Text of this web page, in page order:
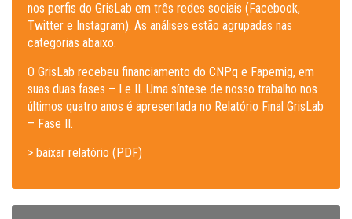
nos perfis do GrisLab em três redes sociais (Facebook,
Twitter e Instagram). As análises estão agrupadas nas
categorias abaixo.
O GrisLab recebeu financiamento do CNPq e Fapemig, em
suas duas fases – I e II. Uma síntese de nosso trabalho nos
últimos quatro anos é apresentada no Relatório Final GrisLab
– Fase II.
> baixar relatório (PDF)